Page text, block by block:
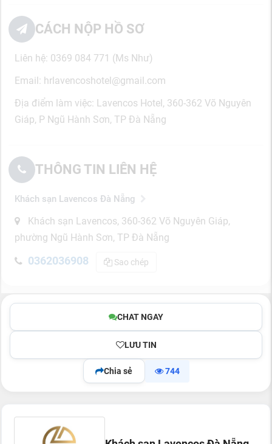
CÁCH NỘP HỒ SƠ
Liên hệ: 0369 084 771 (Ms Như)
Email: hrlavencoshotel@gmail.com
Địa điểm làm việc: Lavencos Hotel, 360-362 Võ Nguyên
Giáp, P Ngũ Hành Sơn, TP Đà Nẵng
THÔNG TIN LIÊN HỆ
Khách sạn Lavencos Đà Nẵng
Khách sạn Lavencos, 360-362 Võ Nguyên Giáp,
phường Ngũ Hành Sơn, TP Đà Nẵng
0362036908 Sao chép
CHAT NGAY
LƯU TIN
Chia sẻ 744